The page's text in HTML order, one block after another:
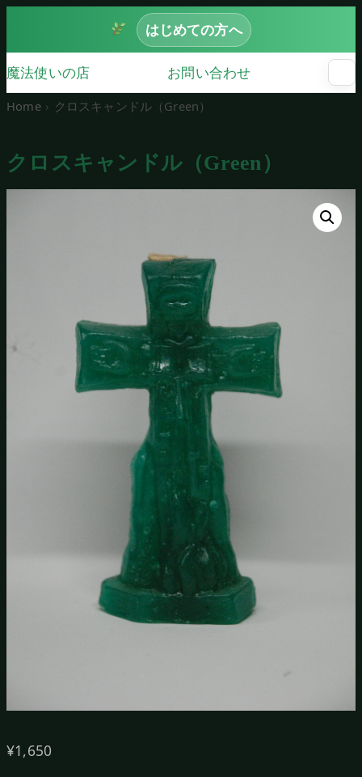
はじめての方へ
魔法使いの店 お問い合わせ
メ
Home クロスキャンドル（Green）
クロスキャンドル（Green）
¥1,650